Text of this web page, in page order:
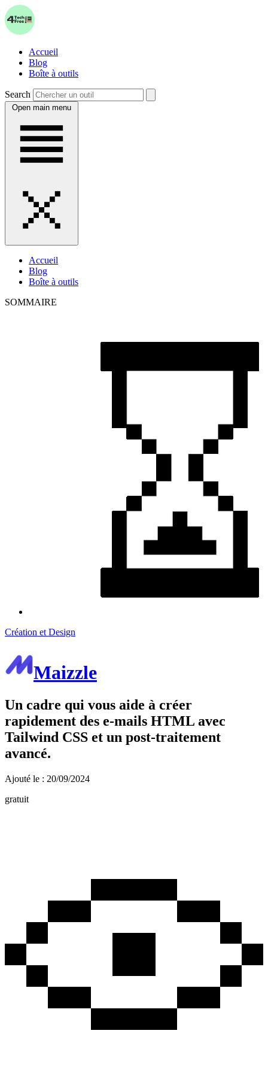
Accueil
Blog
Boîte à outils
Search
Open main menu
Accueil
Blog
Boîte à outils
SOMMAIRE
Création et Design
Maizzle
Un cadre qui vous aide à créer
rapidement des e-mails HTML avec
Tailwind CSS et un post-traitement
avancé.
Ajouté le : 20/09/2024
gratuit